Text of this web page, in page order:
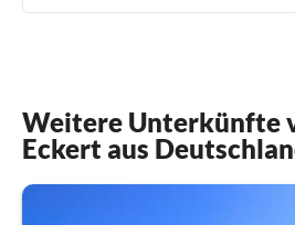
Weitere Unterkünfte
Eckert aus